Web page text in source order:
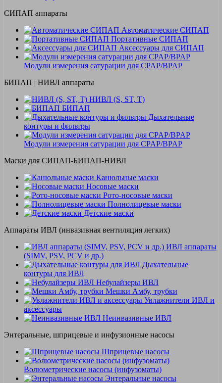
СИПАП аппараты
Автоматические СИПАП
Портативные СИПАП
Аксессуары для СИПАП
Модули измерения сатурации для CPAP/BPAP
БИПАП | НИВЛ аппараты
НИВЛ (S, ST, T)
БИПАП
Дыхательные
контуры и фильтры
Модули измерения сатурации для CPAP/BPAP
Маски для СИПАП-БИПАП-НИВЛ
Канюльные маски
Носовые маски
Рото-носовые маски
Полнолицевые маски
Детские маски
Аппараты ИВЛ (инвазивная вентиляция легких)
ИВЛ аппараты
(SIMV, PSV, PCV и др.)
Дыхательные
контуры для ИВЛ
Небулайзеры ИВЛ
Мешки Амбу, трубки
Увлажнители ИВЛ и
аксессуары
Неинвазивные ИВЛ
Энтеральные, шприцевые и инфузионные насосы
Шприцевые насосы
Волюметрические насосы (инфузоматы)
Энтеральные насосы